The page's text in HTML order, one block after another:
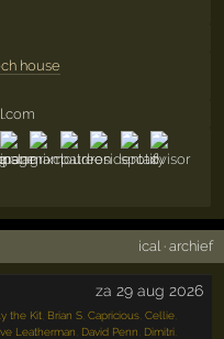
house
ical· archief
za 29 aug 2026
the Kit Brian S ,Capricious ,Cellie
Leatherman David Penn Dimitri